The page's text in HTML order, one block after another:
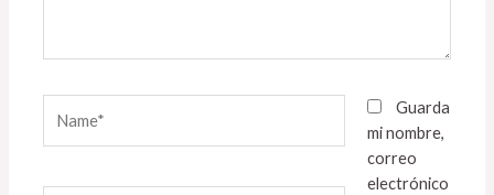
Guarda
mi nombre,
correo
electrónico